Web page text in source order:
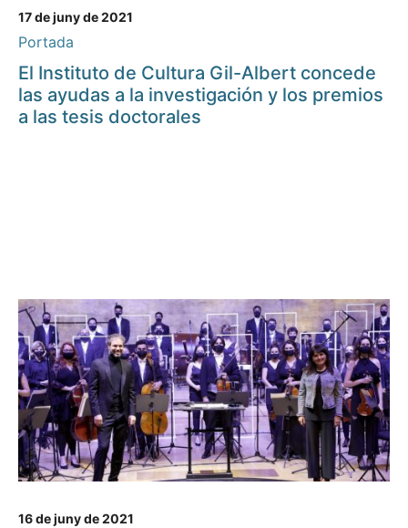
17 de juny de 2021
Portada
El Instituto de Cultura Gil-Albert concede
las ayudas a la investigación y los premios
a las tesis doctorales
16 de juny de 2021